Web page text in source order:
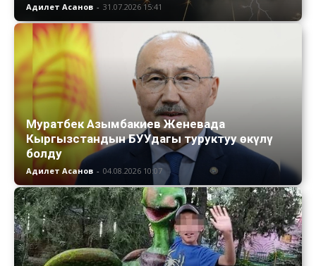
Адилет Асанов - 31.07.2026 15:41
Муратбек Азымбакиев Женевада
Кыргызстандын БУУдагы туруктуу өкүлү
болду
Адилет Асанов - 04.08.2026 10:07